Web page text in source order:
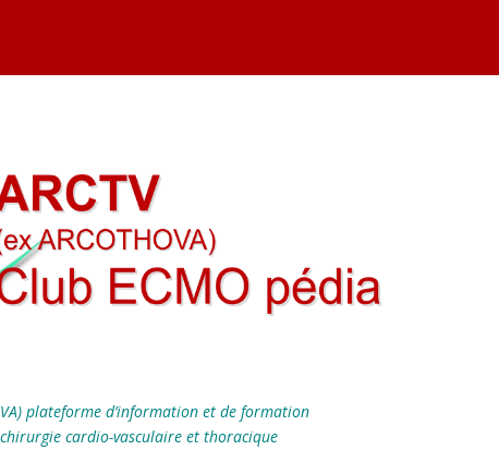
plateforme d’information et de formation
cardio-vasculaire et thoracique